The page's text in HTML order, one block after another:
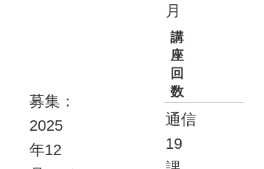
募集：
2025
年12
月
講
座
回
数
通信
19